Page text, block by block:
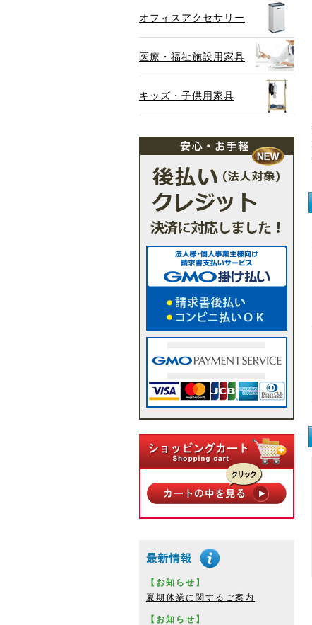
オフィスアクセサリー
医療・福祉施設用家具
キッズ・子供用家具
【お知らせ】
夏期休業に関するご案内
【お知らせ】